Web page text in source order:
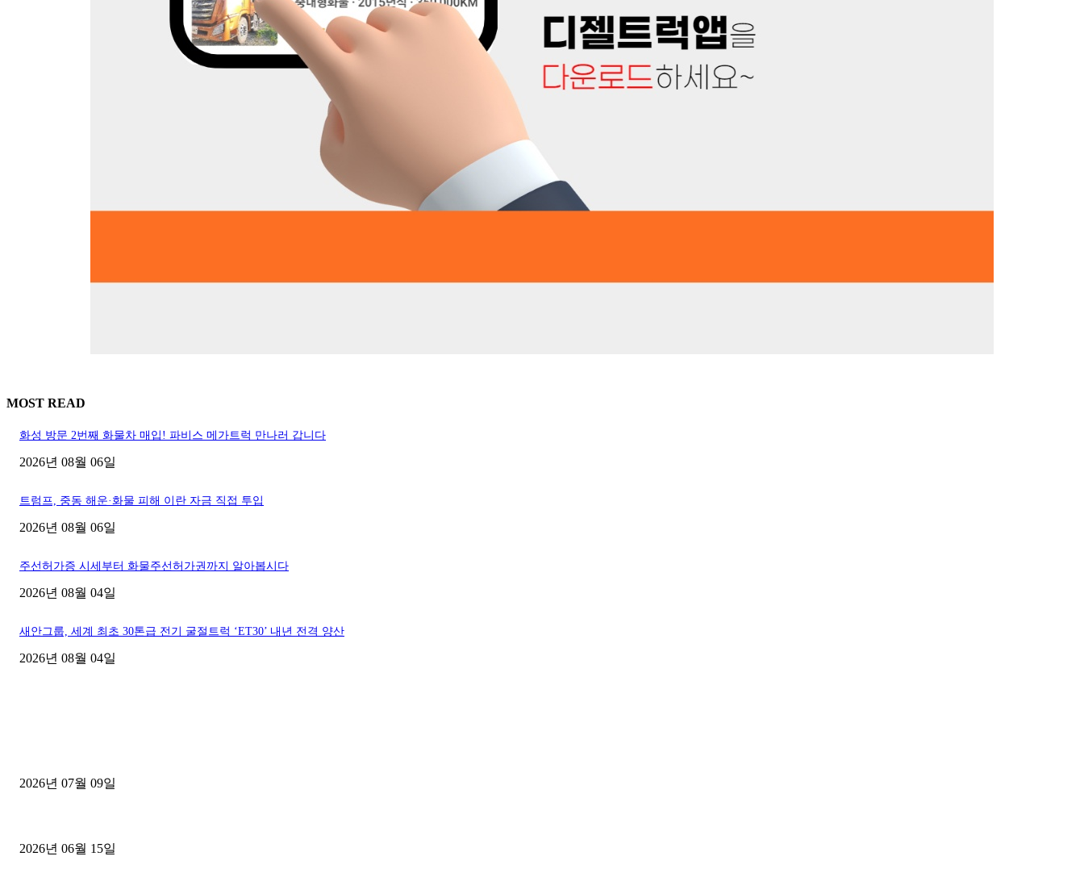
MOST READ
화성 방문 2번째 화물차 매입! 파비스 메가트럭 만나러 갑니다
2026년 08월 06일
트럼프, 중동 해운·화물 피해 이란 자금 직접 투입
2026년 08월 06일
주선허가증 시세부터 화물주선허가권까지 알아봅시다
2026년 08월 04일
새안그룹, 세계 최초 30톤급 전기 굴절트럭 ‘ET30’ 내년 전격 양산
2026년 08월 04일
2026년 07월 09일
2026년 06월 15일